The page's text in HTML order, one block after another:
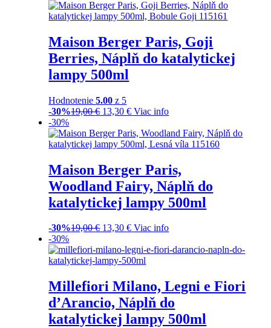
Maison Berger Paris, Goji
Berries, Náplň do katalytickej
lampy 500ml
Hodnotenie5.00 z 5
-30%19,00€ 13,30€ Viac info
-30%
Maison Berger Paris,
Woodland Fairy, Náplň do
katalytickej lampy 500ml
-30%19,00€ 13,30€ Viac info
-30%
Millefiori Milano, Legni e Fiori
d’Arancio, Náplň do
katalytickej lampy 500ml